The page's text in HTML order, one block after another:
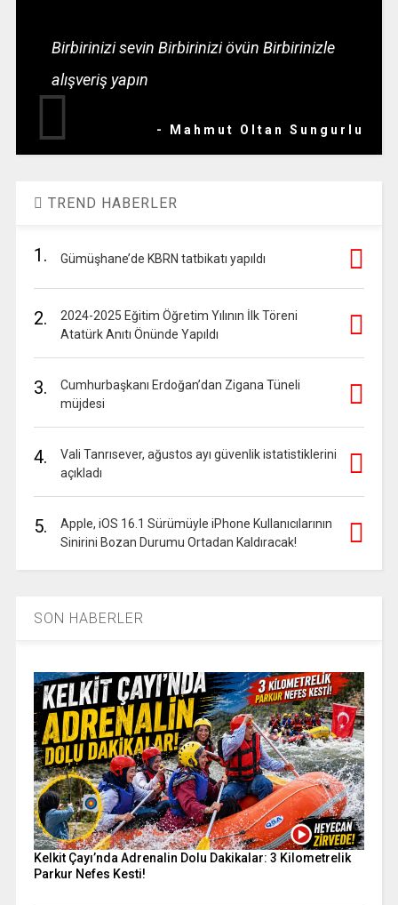
Birbirinizi sevin Birbirinizi övün Birbirinizle
alışveriş yapın
- Mahmut Oltan Sungurlu
TREND HABERLER
1. Gümüşhane’de KBRN tatbikatı yapıldı
2.
2024-2025 Eğitim Öğretim Yılının İlk Töreni
Atatürk Anıtı Önünde Yapıldı
3.
Cumhurbaşkanı Erdoğan’dan Zigana Tüneli
müjdesi
4.
Vali Tanrısever, ağustos ayı güvenlik istatistiklerini
açıkladı
5.
Apple, iOS 16.1 Sürümüyle iPhone Kullanıcılarının
Sinirini Bozan Durumu Ortadan Kaldıracak!
SON HABERLER
Kelkit Çayı’nda Adrenalin Dolu Dakikalar: 3 Kilometrelik
Parkur Nefes Kesti!